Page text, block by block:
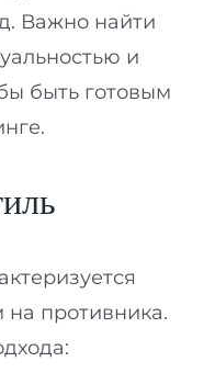
Важно найти
и
быть готовым
противника.